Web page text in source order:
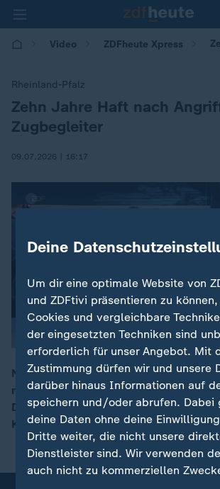
Video ZDFheute Xpress
Rheinland-Pfalz
:
Zehn Jahre Haft nach
Zugbegleiter
09.07.2026 | 16:17
00:16
Nach der tödlichen Attacke auf einen
muss der 26-jährige Angreifer für zehn
Das Landgericht Zweibrücken
Körperverletzung mit Todesfolge.
Deine
Um dir eine optimale Website von
und ZDFtivi präsentieren zu
Cookies und vergleichbare
der eingesetzten Techniken sind
erforderlich für unser Angebot. Mit
Zustimmung dürfen wir und unsere
darüber hinaus Informationen auf
speichern und/oder abrufen. Dabei
deine Daten ohne deine
Dritte weiter, die nicht unsere
Dienstleister sind. Wir verwenden
auch nicht zu kommerziellen